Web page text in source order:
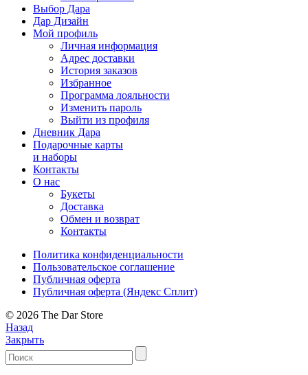
Выбор Дара
Дар Дизайн
Мой профиль
Личная информация
Адрес доставки
История заказов
Избранное
Программа лояльности
Изменить пароль
Выйти из профиля
Дневник Дара
Подарочные карты
и наборы
Контакты
О нас
Букеты
Доставка
Обмен и возврат
Контакты
Политика конфиденциальности
Пользовательское соглашение
Публичная оферта
Публичная оферта (Яндекс Сплит)
© 2026 The Dar Store
Назад
Закрыть